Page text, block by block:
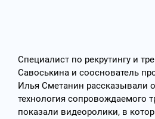
Специалист по рекрутингу и
Савоськина и сооснователь
Илья Сметанин рассказывали
технология сопровождаемого
показали видеоролики, в